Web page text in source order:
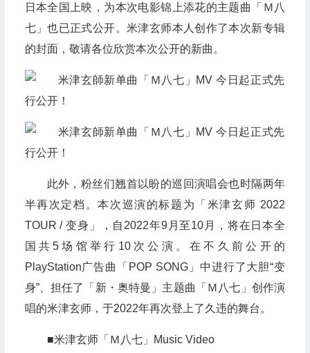
日本全国上映，为本次电影锦上添花的主题曲「Ｍ八
七」也已正式公开。米津玄师本人创作了本次新专辑
的封面，敬请各位欣赏本次公开的新曲。
此外，粉丝们翘首以盼的巡回演唱会也时隔两年
半再次定档。本次巡演的标题为「米津玄师 2022
TOUR / 变身」，自2022年9月至10月，将在日本全
国共5场馆举行10次公演。在不久前公开的
PlayStation广告曲「POP SONG」中进行了大胆“变
身”、担任了「新・奥特曼」主题曲「Ｍ八七」创作演
唱的米津玄师，于2022年再次登上了久违的舞台。
■米津玄师「Ｍ八七」Music Video